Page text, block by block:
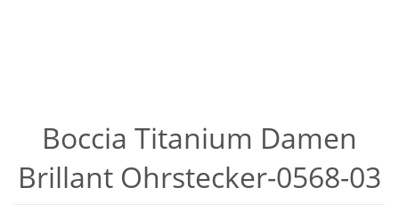
Boccia Titanium Damen
Brillant Ohrstecker-0568-03